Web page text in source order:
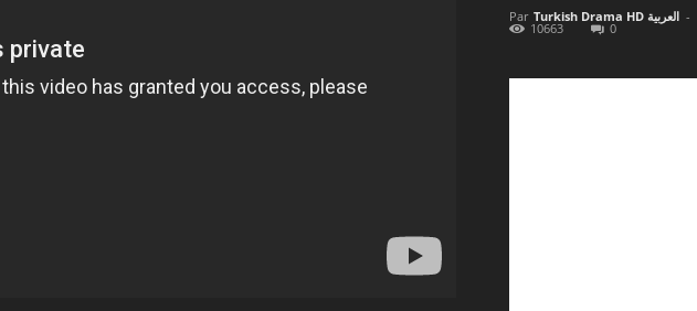
Par Turkish Drama HD العربية -
10663 0